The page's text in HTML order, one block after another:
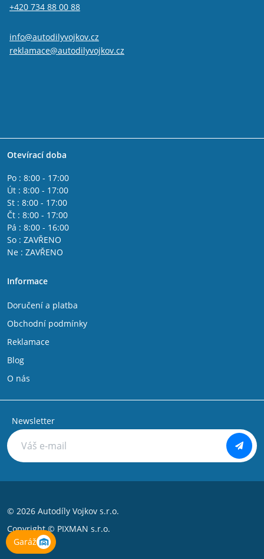
Garáž
+420 734 88 00 88
info@autodilyvojkov.cz
reklamace@autodilyvojkov.cz
Otevírací doba
Po : 8:00 - 17:00
Út : 8:00 - 17:00
St : 8:00 - 17:00
Čt : 8:00 - 17:00
Pá : 8:00 - 16:00
So : ZAVŘENO
Ne : ZAVŘENO
Informace
Doručení a platba
Obchodní podmínky
Reklamace
Blog
O nás
Newsletter
© 2026 Autodíly Vojkov s.r.o.
Copyright © PIXMAN s.r.o.